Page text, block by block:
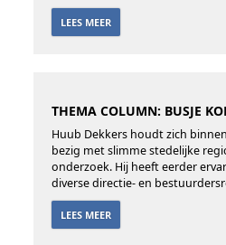
LEES MEER
THEMA COLUMN: BUSJE
Huub Dekkers houdt zich
bezig met slimme stedelijke
onderzoek. Hij heeft eerder
diverse directie- en
LEES MEER